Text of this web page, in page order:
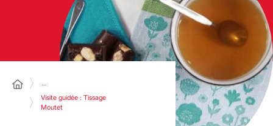
…
Visite guidée : Tissage
Moutet